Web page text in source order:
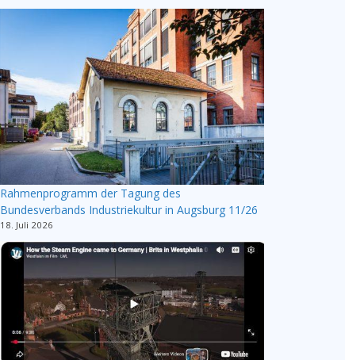
Rahmenprogramm der Tagung des
Bundesverbands Industriekultur in Augsburg 11/26
18. Juli 2026